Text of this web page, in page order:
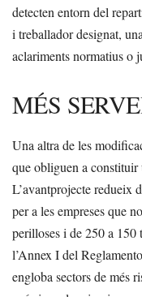
detecten entorn del
i treballador designat,
aclariments normatius o
MÉS
Una altra de les
que obliguen a constituir
L’avantprojecte redueix
per a les empreses que
perilloses i de 250 a 150
l’Annex I del
engloba sectors de més